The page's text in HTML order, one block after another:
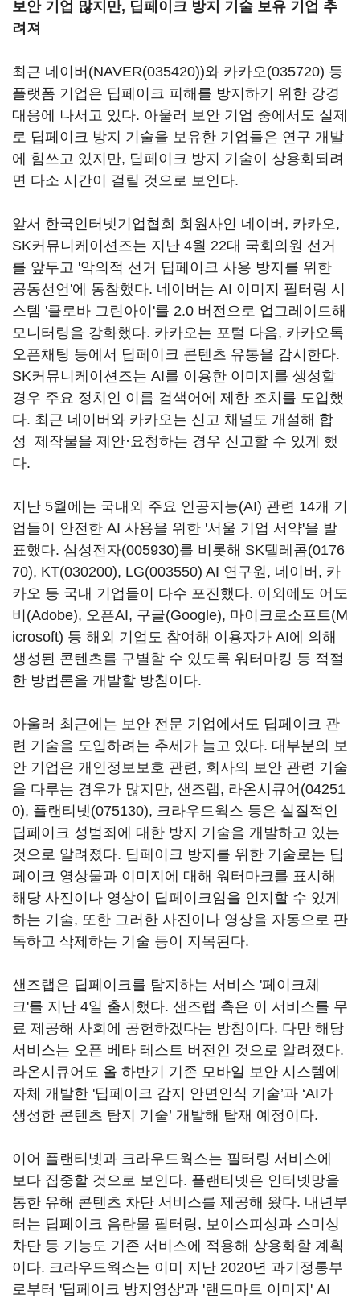
보안 기업 많지만, 딥페이크 방지 기술 보유 기업 추
려져
최근 네이버(NAVER(035420))와 카카오(035720) 등
플랫폼 기업은 딥페이크 피해를 방지하기 위한 강경
대응에 나서고 있다. 아울러 보안 기업 중에서도 실제
로 딥페이크 방지 기술을 보유한 기업들은 연구 개발
에 힘쓰고 있지만, 딥페이크 방지 기술이 상용화되려
면 다소 시간이 걸릴 것으로 보인다.
앞서 한국인터넷기업협회 회원사인 네이버, 카카오,
SK커뮤니케이션즈는 지난 4월 22대 국회의원 선거
를 앞두고 '악의적 선거 딥페이크 사용 방지를 위한
공동선언'에 동참했다. 네이버는 AI 이미지 필터링 시
스템 '클로바 그린아이'를 2.0 버전으로 업그레이드해
모니터링을 강화했다. 카카오는 포털 다음, 카카오톡
오픈채팅 등에서 딥페이크 콘텐츠 유통을 감시한다.
SK커뮤니케이션즈는 AI를 이용한 이미지를 생성할
경우 주요 정치인 이름 검색어에 제한 조치를 도입했
다. 최근 네이버와 카카오는 신고 채널도 개설해 합
성 제작물을 제안·요청하는 경우 신고할 수 있게 했
다.
지난 5월에는 국내외 주요 인공지능(AI) 관련 14개 기
업들이 안전한 AI 사용을 위한 '서울 기업 서약'을 발
표했다. 삼성전자(005930)를 비롯해 SK텔레콤(0176
70), KT(030200), LG(003550) AI 연구원, 네이버, 카
카오 등 국내 기업들이 다수 포진했다. 이외에도 어도
비(Adobe), 오픈AI, 구글(Google), 마이크로소프트(M
icrosoft) 등 해외 기업도 참여해 이용자가 AI에 의해
생성된 콘텐츠를 구별할 수 있도록 워터마킹 등 적절
한 방법론을 개발할 방침이다.
아울러 최근에는 보안 전문 기업에서도 딥페이크 관
련 기술을 도입하려는 추세가 늘고 있다. 대부분의 보
안 기업은 개인정보보호 관련, 회사의 보안 관련 기술
을 다루는 경우가 많지만, 샌즈랩, 라온시큐어(04251
0), 플랜티넷(075130), 크라우드웍스 등은 실질적인
딥페이크 성범죄에 대한 방지 기술을 개발하고 있는
것으로 알려졌다. 딥페이크 방지를 위한 기술로는 딥
페이크 영상물과 이미지에 대해 워터마크를 표시해
해당 사진이나 영상이 딥페이크임을 인지할 수 있게
하는 기술, 또한 그러한 사진이나 영상을 자동으로 판
독하고 삭제하는 기술 등이 지목된다.
샌즈랩은 딥페이크를 탐지하는 서비스 '페이크체
크'를 지난 4일 출시했다. 샌즈랩 측은 이 서비스를 무
료 제공해 사회에 공헌하겠다는 방침이다. 다만 해당
서비스는 오픈 베타 테스트 버전인 것으로 알려졌다.
라온시큐어도 올 하반기 기존 모바일 보안 시스템에
자체 개발한 '딥페이크 감지 안면인식 기술’과 ‘AI가
생성한 콘텐츠 탐지 기술’ 개발해 탑재 예정이다.
이어 플랜티넷과 크라우드웍스는 필터링 서비스에
보다 집중할 것으로 보인다. 플랜티넷은 인터넷망을
통한 유해 콘텐츠 차단 서비스를 제공해 왔다. 내년부
터는 딥페이크 음란물 필터링, 보이스피싱과 스미싱
차단 등 기능도 기존 서비스에 적용해 상용화할 계획
이다. 크라우드웍스는 이미 지난 2020년 과기정통부
로부터 '딥페이크 방지영상'과 '랜드마트 이미지' AI